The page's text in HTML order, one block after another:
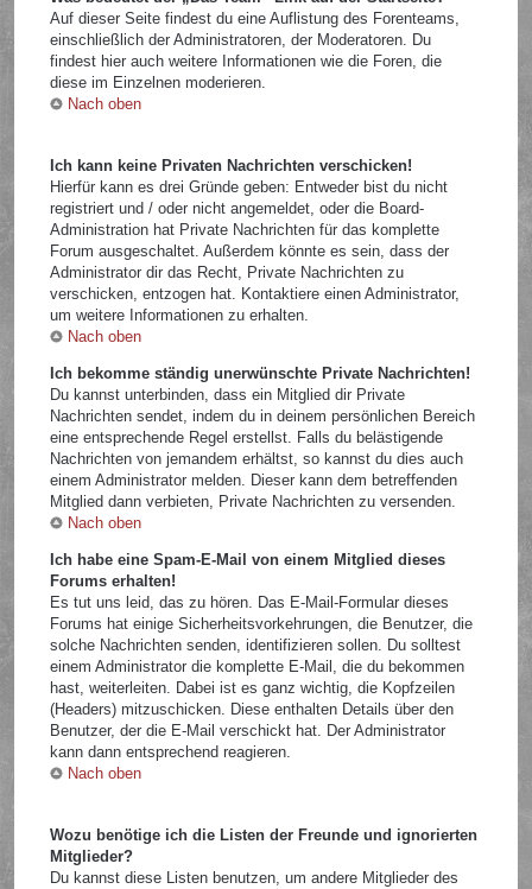
Auf dieser Seite findest du eine Auflistung des Forenteams,
einschließlich der Administratoren, der Moderatoren. Du
findest hier auch weitere Informationen wie die Foren, die
diese im Einzelnen moderieren.
Nach oben
Ich kann keine Privaten Nachrichten verschicken!
Hierfür kann es drei Gründe geben: Entweder bist du nicht
registriert und / oder nicht angemeldet, oder die Board-
Administration hat Private Nachrichten für das komplette
Forum ausgeschaltet. Außerdem könnte es sein, dass der
Administrator dir das Recht, Private Nachrichten zu
verschicken, entzogen hat. Kontaktiere einen Administrator,
um weitere Informationen zu erhalten.
Nach oben
Ich bekomme ständig unerwünschte Private Nachrichten!
Du kannst unterbinden, dass ein Mitglied dir Private
Nachrichten sendet, indem du in deinem persönlichen Bereich
eine entsprechende Regel erstellst. Falls du belästigende
Nachrichten von jemandem erhältst, so kannst du dies auch
einem Administrator melden. Dieser kann dem betreffenden
Mitglied dann verbieten, Private Nachrichten zu versenden.
Nach oben
Ich habe eine Spam-E-Mail von einem Mitglied dieses
Forums erhalten!
Es tut uns leid, das zu hören. Das E-Mail-Formular dieses
Forums hat einige Sicherheitsvorkehrungen, die Benutzer, die
solche Nachrichten senden, identifizieren sollen. Du solltest
einem Administrator die komplette E-Mail, die du bekommen
hast, weiterleiten. Dabei ist es ganz wichtig, die Kopfzeilen
(Headers) mitzuschicken. Diese enthalten Details über den
Benutzer, der die E-Mail verschickt hat. Der Administrator
kann dann entsprechend reagieren.
Nach oben
Wozu benötige ich die Listen der Freunde und ignorierten
Mitglieder?
Du kannst diese Listen benutzen, um andere Mitglieder des